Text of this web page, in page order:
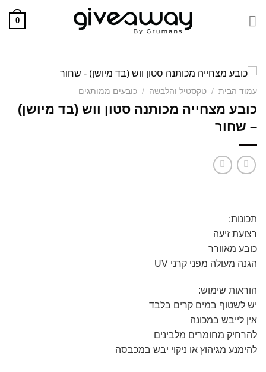
0
עמוד הבית / טקסטיל והלבשה / כובעים ממותגים
כובע מצחייה מכותנה סטון ווש (בד מיושן)
– שחור
תכונות:
רצועת זיעה
כובע מאוורר
הגנה מעולה מפני קרני UV
הוראות שימוש:
יש לשטוף במים קרים בלבד
אין לייבש במכונה
להרחיק מחומרים מלבינים
להימנע מגיהוץ או ניקוי יבש במכבסה